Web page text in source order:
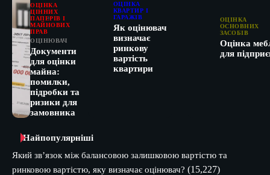
ОЦІНКА
ЦІННИХ
ПАПЕРІВ І
МАЙНОВИХ
ПРАВ
ОЦІНЮВАЧ
Документи
для оцінки
майна:
помилки,
підробки та
ризики для
замовника
ОЦІНКА
КВАРТИР І
ГАРАЖІВ
Як оцінювач
визначає
ринкову
вартість
квартири
ОЦІНКА
ОСНОВНИХ
ЗАСОБІВ
Оцінка
для
Найпопулярніші
Який зв’язок між балансовою залишковою вартістю та
ринковою вартістю, яку визначає оцінювач? (15,227)